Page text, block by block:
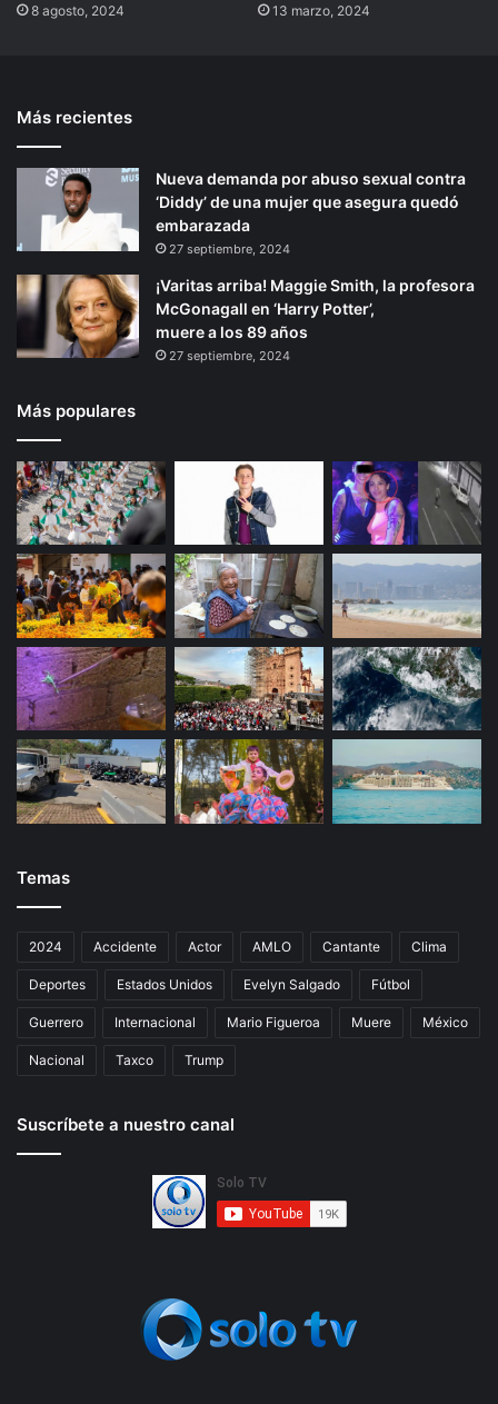
8 agosto, 2024 13 marzo, 2024
Más recientes
Nueva demanda por abuso sexual contra
‘Diddy’ de una mujer que asegura quedó
embarazada
27 septiembre, 2024
¡Varitas arriba! Maggie Smith, la profesora
McGonagall en ‘Harry Potter’,
muere a los 89 años
27 septiembre, 2024
Más populares
Temas
2024 Accidente Actor AMLO Cantante Clima
Deportes Estados Unidos Evelyn Salgado Fútbol
Guerrero Internacional Mario Figueroa Muere México
Nacional Taxco Trump
Suscríbete a nuestro canal